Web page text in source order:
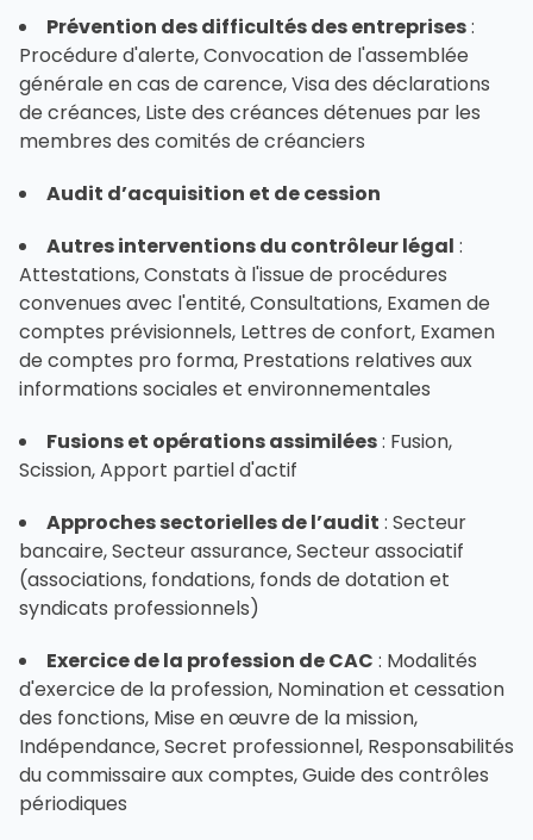
Prévention des difficultés des entreprises:
Procédure d'alerte, Convocation de l'assemblée
générale en cas de carence, Visa des déclarations
de créances, Liste des créances détenues par les
membres des comités de créanciers
Audit d’acquisition et de cession
Autres interventions du contrôleur légal :
Attestations, Constats à l'issue de procédures
convenues avec l'entité, Consultations, Examen de
comptes prévisionnels, Lettres de confort, Examen
de comptes pro forma, Prestations relatives aux
informations sociales et environnementales
Fusions et opérations assimilées: Fusion,
Scission, Apport partiel d'actif
Approches sectorielles de l’audit : Secteur
bancaire, Secteur assurance, Secteur associatif
(associations, fondations, fonds de dotation et
syndicats professionnels)
Exercice de la profession de CAC : Modalités
d'exercice de la profession, Nomination et cessation
des fonctions, Mise en œuvre de la mission,
Indépendance, Secret professionnel, Responsabilités
du commissaire aux comptes, Guide des contrôles
périodiques